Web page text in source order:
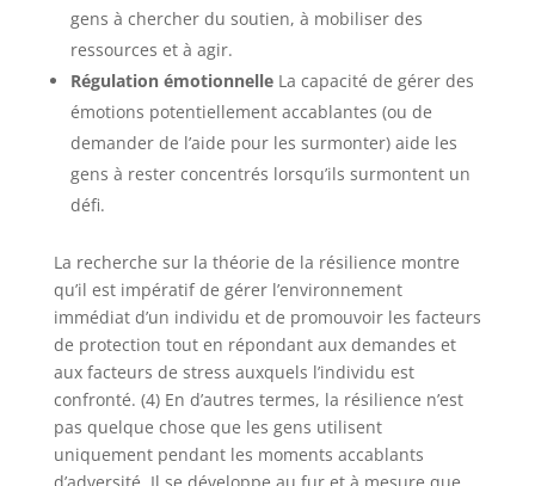
gens à chercher du soutien, à mobiliser des
ressources et à agir.
Régulation émotionnelle La capacité de gérer des
émotions potentiellement accablantes (ou de
demander de l’aide pour les surmonter) aide les
gens à rester concentrés lorsqu’ils surmontent un
défi.
La recherche sur la théorie de la résilience montre
qu’il est impératif de gérer l’environnement
immédiat d’un individu et de promouvoir les facteurs
de protection tout en répondant aux demandes et
aux facteurs de stress auxquels l’individu est
confronté. (4) En d’autres termes, la résilience n’est
pas quelque chose que les gens utilisent
uniquement pendant les moments accablants